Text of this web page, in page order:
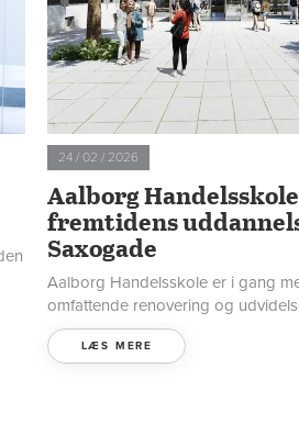
24 / 02 / 2026
Aalborg
fremtidens
Saxogade
Aalborg Handelsskole er i gang
omfattende renovering og
LÆS MERE